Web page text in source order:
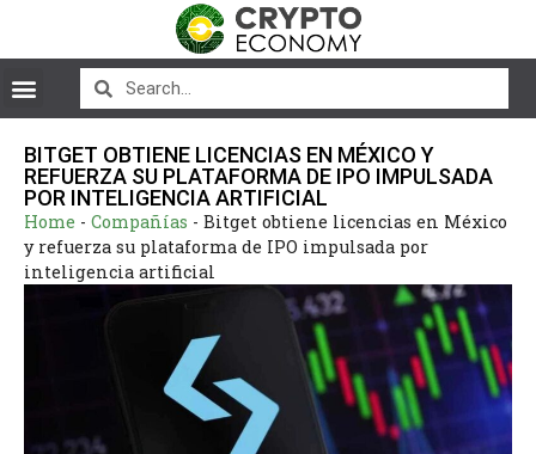
BITGET OBTIENE LICENCIAS EN MÉXICO Y
REFUERZA SU PLATAFORMA DE IPO IMPULSADA
POR INTELIGENCIA ARTIFICIAL
Home - Compañías - Bitget obtiene licencias en México
y refuerza su plataforma de IPO impulsada por
inteligencia artificial